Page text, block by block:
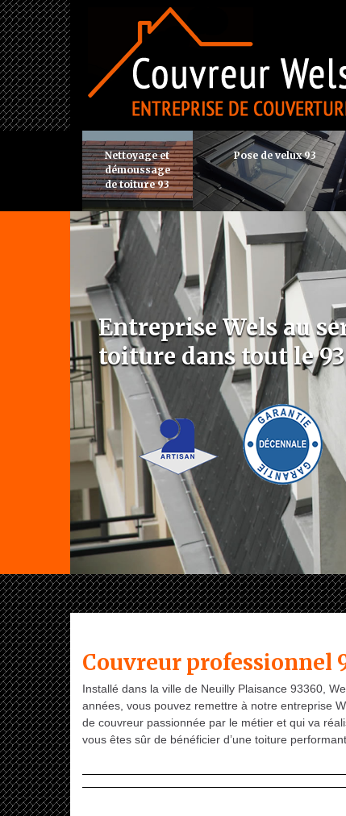
Nettoyage et
démoussage
de toiture 93
Pose de velux 93
Entreprise Wels au
toiture dans tout le
Couvreur professionnel
Installé dans la ville de Neuilly Plaisance 93360,
années, vous pouvez remettre à notre entreprise
de couvreur passionnée par le métier et qui va
vous êtes sûr de bénéficier d’une toiture